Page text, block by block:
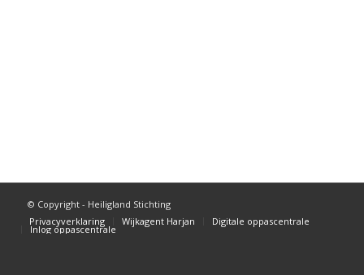
© Copyright - Heiligland Stichting
Privacyverklaring
Wijkagent Harjan Digitale oppascentrale
Inlog oppascentrale